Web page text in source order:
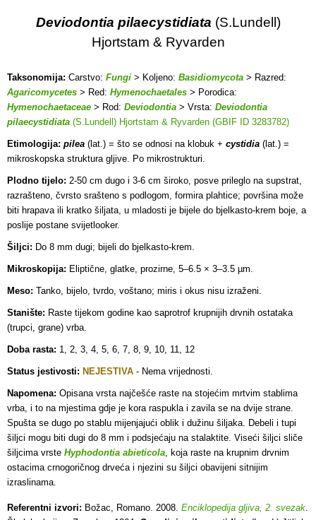
Deviodontia pilaecystidiata (S.Lundell)
Hjortstam & Ryvarden
Taksonomija: Carstvo: Fungi > Koljeno: Basidiomycota > Razred:
Agaricomycetes > Red: Hymenochaetales > Porodica:
Hymenochaetaceae > Rod: Deviodontia > Vrsta: Deviodontia
pilaecystidiata (S.Lundell) Hjortstam & Ryvarden (GBIF ID 3283782)
Etimologija: pilea (lat.) = što se odnosi na klobuk + cystidia (lat.) =
mikroskopska struktura gljive. Po mikrostrukturi.
Plodno tijelo: 2-50 cm dugo i 3-6 cm široko, posve prileglo na supstrat,
razrašteno, čvrsto srašteno s podlogom, formira plahtice; površina može
biti hrapava ili kratko šiljata, u mladosti je bijele do bjelkasto-krem boje, a
poslije postane svijetlooker.
Šiljci: Do 8 mm dugi; bijeli do bjelkasto-krem.
Mikroskopija: Eliptične, glatke, prozirne, 5–6.5 × 3–3.5 µm.
Meso: Tanko, bijelo, tvrdo, voštano; miris i okus nisu izraženi.
Stanište: Raste tijekom godine kao saprotrof krupnijih drvnih ostataka
(trupci, grane) vrba.
Doba rasta: 1, 2, 3, 4, 5, 6, 7, 8, 9, 10, 11, 12
Status jestivosti: NEJESTIVA - Nema vrijednosti.
Napomena: Opisana vrsta najčešće raste na stojećim mrtvim stablima
vrba, i to na mjestima gdje je kora raspukla i zavila se na dvije strane.
Spušta se dugo po stablu mijenjajući oblik i dužinu šiljaka. Debeli i tupi
šiljci mogu biti dugi do 8 mm i podsjećaju na stalaktite. Viseći šiljci sliče
šiljcima vrste Hyphodontia abieticola, koja raste na krupnim drvnim
ostacima crnogoričnog drveća i njezini su šiljci obavijeni sitnijim
izraslinama.
Referentni izvori: Božac, Romano. 2008. Enciklopedija gljiva, 2. svezak.